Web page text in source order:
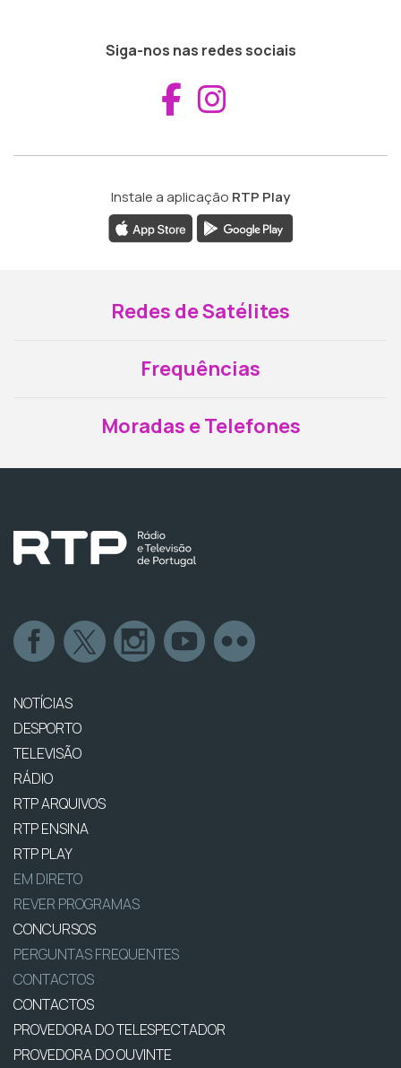
Siga-nos nas redes sociais
Aceder ao
Instale a aplicação RTP Play
Redes de Satélites
Frequências
Moradas e Telefones
NOTÍCIAS
DESPORTO
TELEVISÃO
RÁDIO
RTP ARQUIVOS
RTP ENSINA
RTP PLAY
EM DIRETO
REVER PROGRAMAS
CONCURSOS
PERGUNTAS FREQUENTES
CONTACTOS
CONTACTOS
PROVEDORA DO TELESPECTADOR
PROVEDORA DO OUVINTE